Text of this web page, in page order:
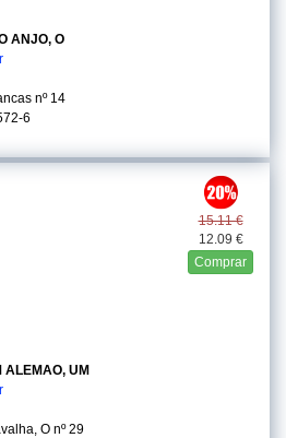
ANJO, O
nº 14
6
15.11 €
12.09 €
Comprar
ALEMAO, UM
O nº 29